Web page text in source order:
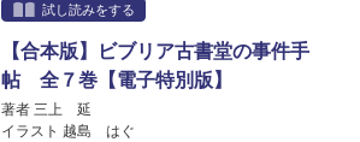
試し読みをする
【合本版】ビブリア古書堂の事件手
帖 全７巻【電子特別版】
著者 三上 延
イラスト 越島 はぐ